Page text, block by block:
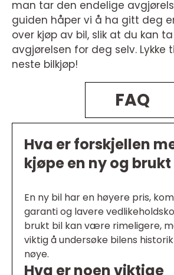
man tar den endelige
guiden håper vi å ha gitt deg
over kjøp av bil, slik at du kan
avgjørelsen for deg selv. Lykke
neste bilkjøp!
FAQ
Hva er forskjellen
kjøpe en ny og brukt
En ny bil har en høyere pris,
garanti og lavere
brukt bil kan være rimeligere,
viktig å undersøke bilens
nøye.
Hva er noen viktige